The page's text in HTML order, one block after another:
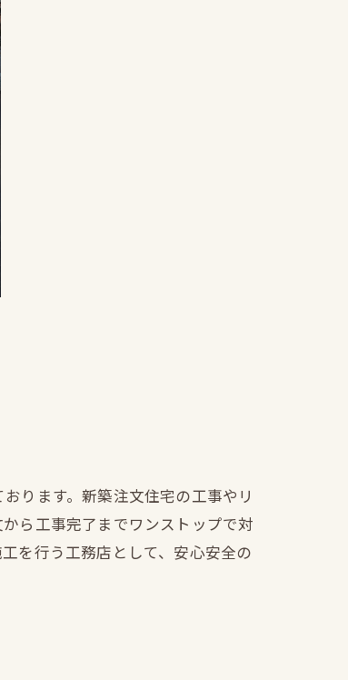
ります。新築注文住宅の工事やリ
ら工事完了までワンストップで対
を行う工務店として、安心安全の